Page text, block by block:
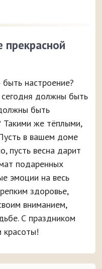
прекрасной
настроение?
сегодня должны быть
быть
Такими же тёплыми,
в вашем доме
пусть весна дарит
подаренных
эмоции на весь
здоровье,
вниманием,
С праздником
красоты!